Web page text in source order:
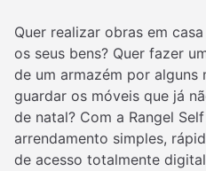
Quer realizar obras em
os seus bens? Quer fazer
de um armazém por alguns
guardar os móveis que já
de natal? Com a Rangel
arrendamento simples,
de acesso totalmente